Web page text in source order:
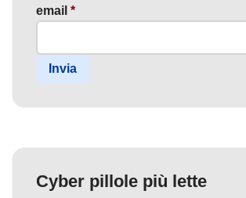
email *
Invia
Cyber pillole più lette